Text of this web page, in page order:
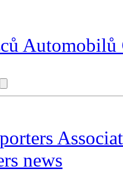
Automobilů
news